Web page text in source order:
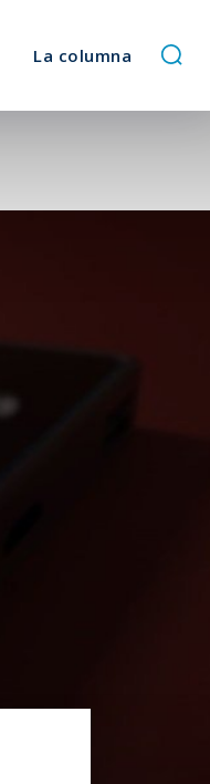
La columna